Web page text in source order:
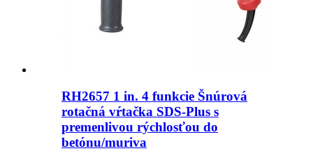
RH2657 1 in. 4 funkcie Šnúrová
rotačná vŕtačka SDS-Plus s
premenlivou rýchlosťou do
betónu/muriva